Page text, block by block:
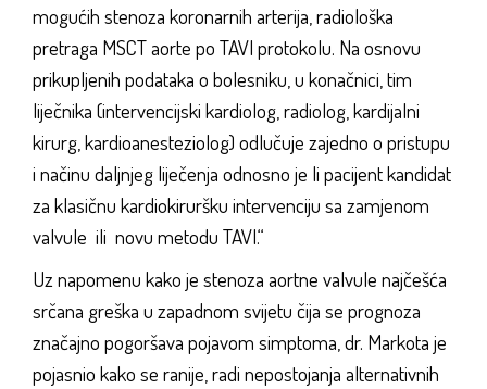
mogućih stenoza koronarnih arterija, radiološka
pretraga MSCT aorte po TAVI protokolu. Na osnovu
prikupljenih podataka o bolesniku, u konačnici, tim
liječnika (intervencijski kardiolog, radiolog, kardijalni
kirurg, kardioanesteziolog) odlučuje zajedno o pristupu
i načinu daljnjeg liječenja odnosno je li pacijent kandidat
za klasičnu kardiokiruršku intervenciju sa zamjenom
valvule ili novu metodu TAVI.“
Uz napomenu kako je stenoza aortne valvule najčešća
srčana greška u zapadnom svijetu čija se prognoza
značajno pogoršava pojavom simptoma, dr. Markota je
pojasnio kako se ranije, radi nepostojanja alternativnih